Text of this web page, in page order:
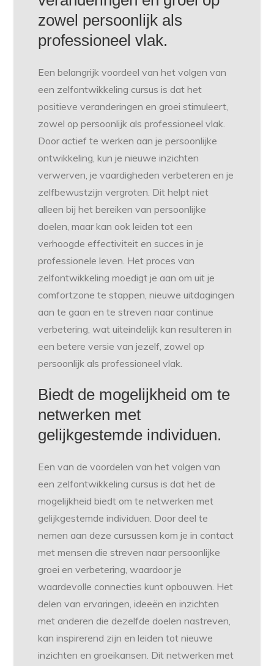
zowel persoonlijk als
professioneel vlak.
Een belangrijk voordeel van het volgen van
een zelfontwikkeling cursus is dat het
positieve veranderingen en groei stimuleert,
zowel op persoonlijk als professioneel vlak.
Door actief te werken aan je persoonlijke
ontwikkeling, kun je nieuwe inzichten
verwerven, je vaardigheden verbeteren en je
zelfbewustzijn vergroten. Dit helpt niet
alleen bij het bereiken van persoonlijke
doelen, maar kan ook leiden tot een
verhoogde effectiviteit en succes in je
professionele leven. Het proces van
zelfontwikkeling moedigt je aan om uit je
comfortzone te stappen, nieuwe uitdagingen
aan te gaan en te streven naar continue
verbetering, wat uiteindelijk kan resulteren in
een betere versie van jezelf, zowel op
persoonlijk als professioneel vlak.
Biedt de mogelijkheid om te
netwerken met
gelijkgestemde individuen.
Een van de voordelen van het volgen van
een zelfontwikkeling cursus is dat het de
mogelijkheid biedt om te netwerken met
gelijkgestemde individuen. Door deel te
nemen aan deze cursussen kom je in contact
met mensen die streven naar persoonlijke
groei en verbetering, waardoor je
waardevolle connecties kunt opbouwen. Het
delen van ervaringen, ideeën en inzichten
met anderen die dezelfde doelen nastreven,
kan inspirerend zijn en leiden tot nieuwe
inzichten en groeikansen. Dit netwerken met